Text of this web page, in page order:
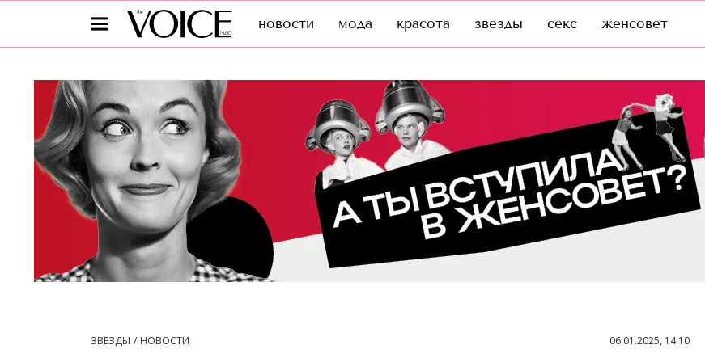
новости мода красота звезды секс женсовет
ЗВЕЗДЫ НОВОСТИ 06.01.2025, 14:10